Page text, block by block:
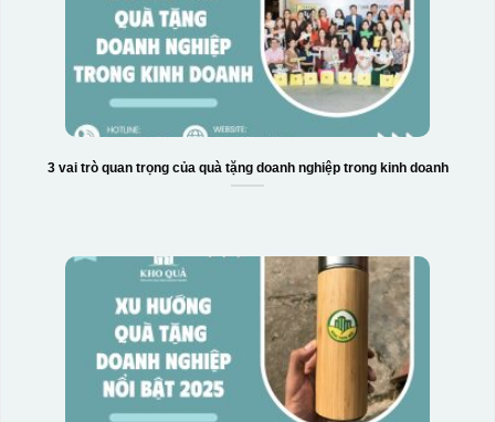
3 vai trò quan trọng của quà tặng doanh nghiệp trong kinh doanh